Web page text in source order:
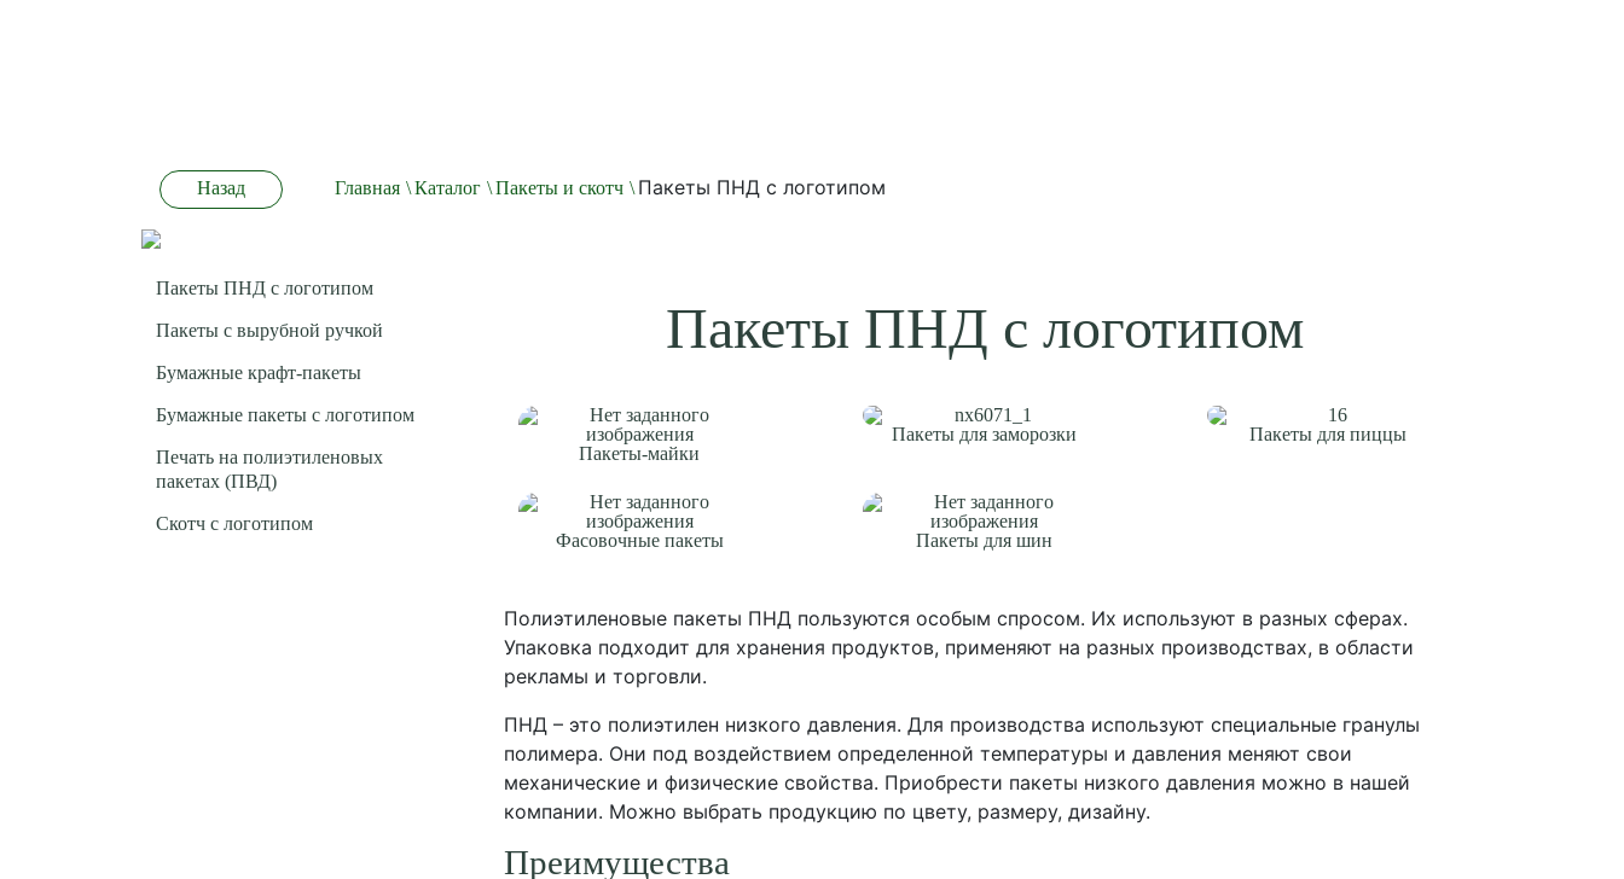
Назад Главная \Каталог \Пакеты и скотч \ Пакеты ПНД с логотипом
Пакеты ПНД с логотипом
Пакеты с вырубной ручкой
Бумажные крафт-пакеты
Бумажные пакеты с логотипом
Печать на полиэтиленовых
пакетах (ПВД)
Скотч с логотипом
Пакеты ПНД с логотипом
Пакеты-майки
Пакеты для заморозки Пакеты для пиццы
Фасовочные пакеты Пакеты для шин
Полиэтиленовые пакеты ПНД пользуются особым спросом. Их используют в разных сферах.
Упаковка подходит для хранения продуктов, применяют на разных производствах, в области
рекламы и торговли.
ПНД – это полиэтилен низкого давления. Для производства используют специальные гранулы
полимера. Они под воздействием определенной температуры и давления меняют свои
механические и физические свойства. Приобрести пакеты низкого давления можно в нашей
компании. Можно выбрать продукцию по цвету, размеру, дизайну.
Преимущества